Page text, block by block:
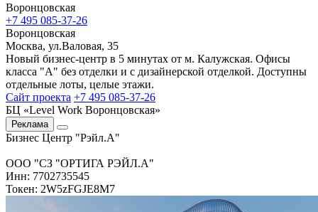
Воронцовская
+7 495 085-37-26
Воронцовская
Москва, ул.Валовая, 35
Новый бизнес-центр в 5 минутах от м. Калужская. Офисы
класса "А" без отделки и с дизайнерской отделкой. Доступны
отдельные лоты, целые этажи.
Сайт проекта +7 495 085-37-26
БЦ «Level Work Воронцовская»‎
Реклама
Бизнес Центр "Рэйл.А"
ООО "СЗ "ОРТИГА РЭЙЛ.А"
Инн: 7702735545
Токен: 2W5zFGJE8M7